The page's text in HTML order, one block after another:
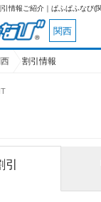
紹介｜ぱふぱふなび(関西)
関西
割引情報